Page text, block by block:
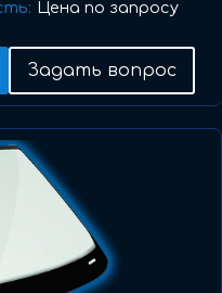
Цена по запросу
Задать вопрос